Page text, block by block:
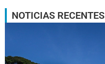
NOTICIAS RECENTES